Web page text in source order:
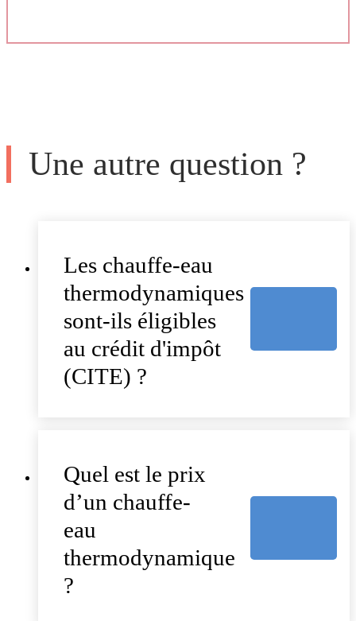
Une autre question ?
Les chauffe-eau
thermodynamiques
sont-ils éligibles
au crédit d'impôt
(CITE) ?
Quel est le prix
d’un chauffe-
eau
thermodynamique
?